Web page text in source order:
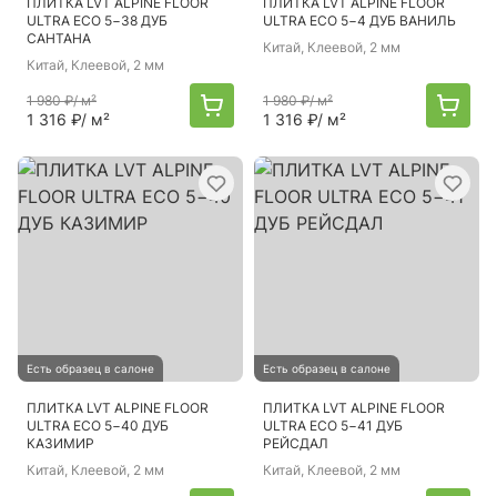
ULTRA ECO 5−38 ДУБ
САНТАНА
Китай, Клеевой, 2 мм
1 980 ₽/ м²
1 316 ₽/ м²
ULTRA ECO 5−4 ДУБ ВАНИЛЬ
Китай, Клеевой, 2 мм
1 980 ₽/ м²
1 316 ₽/ м²
Есть образец в салоне
ПЛИТКА LVT ALPINE FLOOR
ULTRA ECO 5−40 ДУБ
КАЗИМИР
Китай, Клеевой, 2 мм
Есть образец в салоне
ПЛИТКА LVT ALPINE FLOOR
ULTRA ECO 5−41 ДУБ
РЕЙСДАЛ
Китай, Клеевой, 2 мм